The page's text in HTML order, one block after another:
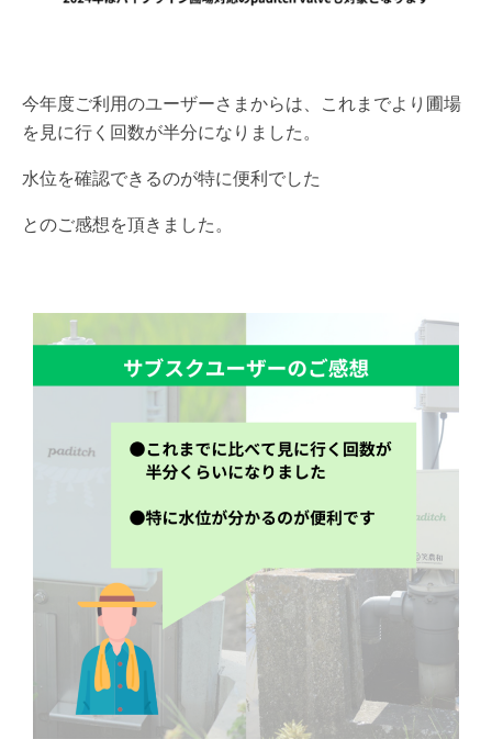
今年度ご利用のユーザーさまからは、これまでより圃場
を見に行く回数が半分になりました。
水位を確認できるのが特に便利でした
とのご感想を頂きました。